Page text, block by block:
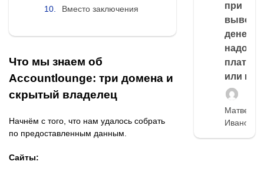
Вместо заключения
Что мы знаем об
Accountlounge: три домена и
скрытый владелец
Начнём с того, что нам удалось собрать
по предоставленным данным.
Сайты:
при
выводе
денег,
надо
платить
или
Матвей
Иванов